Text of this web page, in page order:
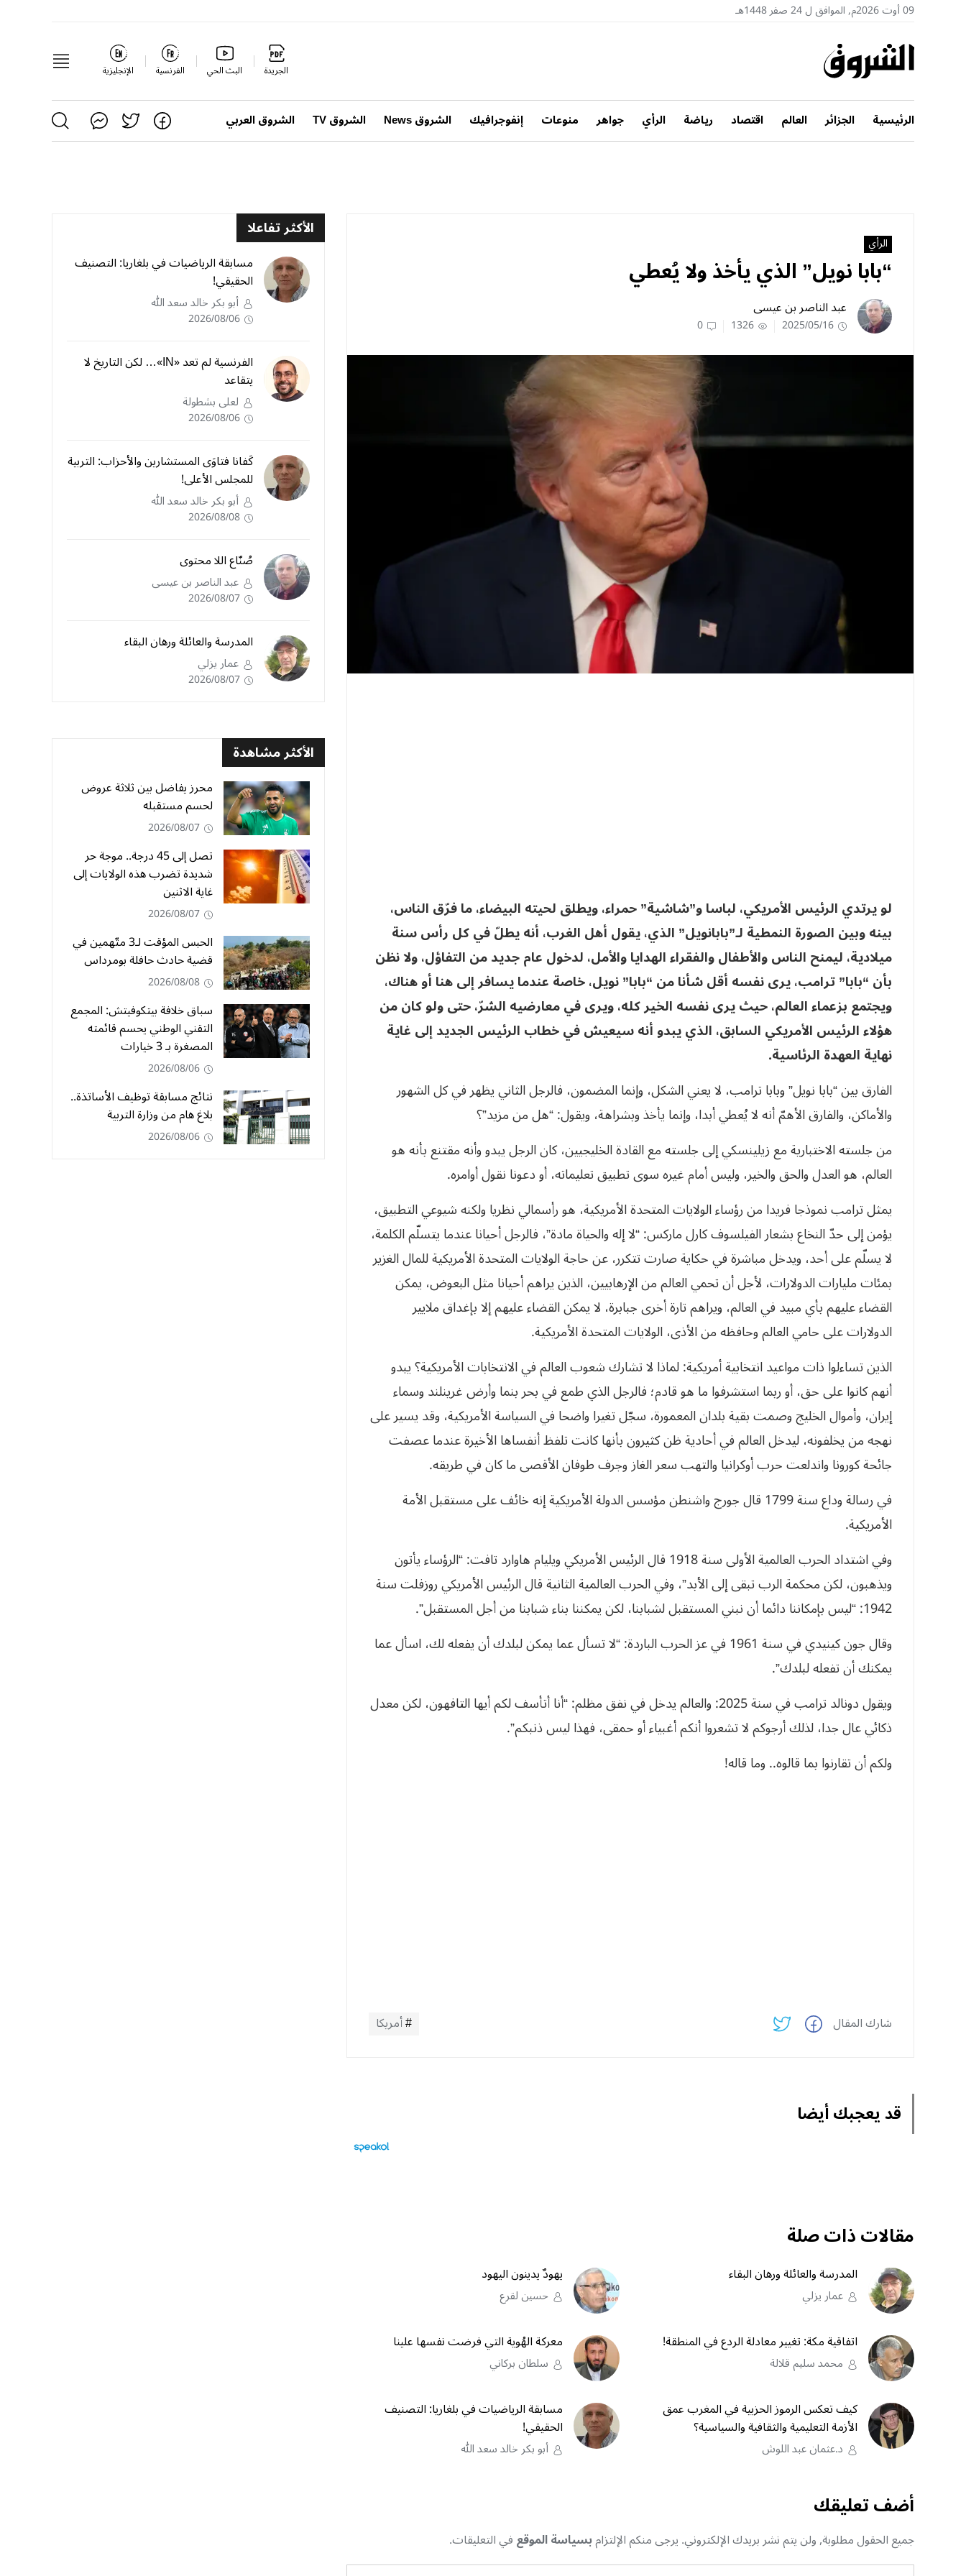
09 أوت 2026م, الموافق ل 24 صفر 1448هـ
الجريدة البث الحي الفرنسية الإنجليزية
الرئيسية الجزائر العالم اقتصاد رياضة الرأي جواهر منوعات إنفوجرافيك الشروق News الشروق TV الشروق العربي
الرأي
“بابا نويل” الذي يأخذ ولا يُعطي
عبد الناصر بن عيسى
2025/05/16
1326
0
لو يرتدي الرئيس الأمريكي، لباسا و”شاشية” حمراء، ويطلق لحيته البيضاء، ما فرّق الناس،
بينه وبين الصورة النمطية لـ”بابانويل” الذي، يقول أهل الغرب، أنه يطلّ في كل رأس سنة
ميلادية، ليمنح الناس والأطفال والفقراء الهدايا والأمل، لدخول عام جديد من التفاؤل، ولا نظن
بأن “بابا” ترامب، يرى نفسه أقل شأنا من “بابا” نويل، خاصة عندما يسافر إلى هنا أو هناك،
ويجتمع بزعماء العالم، حيث يرى نفسه الخير كله، ويرى في معارضيه الشرّ، حتى ولو كان من
هؤلاء الرئيس الأمريكي السابق، الذي يبدو أنه سيعيش في خطاب الرئيس الجديد إلى غاية
نهاية العهدة الرئاسية.
الفارق بين “بابا نويل” وبابا ترامب، لا يعني الشكل، وإنما المضمون، فالرجل الثاني يظهر في كل الشهور
والأماكن، والفارق الأهمّ أنه لا يُعطي أبدا، وإنما يأخذ وبشراهة، ويقول: “هل من مزيد”؟
من جلسته الاختبارية مع زيلينسكي إلى جلسته مع القادة الخليجيين، كان الرجل يبدو وأنه مقتنع بأنه هو
العالم، هو العدل والحق والخير، وليس أمام غيره سوى تطبيق تعليماته، أو دعونا نقول أوامره.
يمثل ترامب نموذجا فريدا من رؤساء الولايات المتحدة الأمريكية، هو رأسمالي نظريا ولكنه شيوعي التطبيق،
يؤمن إلى حدّ النخاع بشعار الفيلسوف كارل ماركس: “لا إله والحياة مادة”، فالرجل أحيانا عندما يتسلّم الكلمة،
لا يسلّم على أحد، ويدخل مباشرة في حكاية صارت تتكرر، عن حاجة الولايات المتحدة الأمريكية للمال الغزير
بمئات مليارات الدولارات، لأجل أن تحمي العالم من الإرهابيين، الذين يراهم أحيانا مثل البعوض، يمكن
القضاء عليهم بأي مبيد في العالم، ويراهم تارة أخرى جبابرة، لا يمكن القضاء عليهم إلا بإغداق ملايير
الدولارات على حامي العالم وحافظه من الأذى، الولايات المتحدة الأمريكية.
الذين تساءلوا ذات مواعيد انتخابية أمريكية: لماذا لا تشارك شعوب العالم في الانتخابات الأمريكية؟ يبدو
أنهم كانوا على حق، أو ربما استشرفوا ما هو قادم؛ فالرجل الذي طمع في بحر بنما وأرض غرينلند وسماء
إيران، وأموال الخليج وصمت بقية بلدان المعمورة، سجّل تغيرا واضحا في السياسة الأمريكية، وقد يسير على
نهجه من يخلفونه، ليدخل العالم في أحادية ظن كثيرون بأنها كانت تلفظ أنفساها الأخيرة عندما عصفت
جائحة كورونا واندلعت حرب أوكرانيا والتهب سعر الغاز وجرف طوفان الأقصى ما كان في طريقه.
في رسالة وداع سنة 1799 قال جورج واشنطن مؤسس الدولة الأمريكية إنه خائف على مستقبل الأمة
الأمريكية.
وفي اشتداد الحرب العالمية الأولى سنة 1918 قال الرئيس الأمريكي ويليام هاوارد تافت: “الرؤساء يأتون
ويذهبون، لكن محكمة الرب تبقى إلى الأبد”، وفي الحرب العالمية الثانية قال الرئيس الأمريكي روزفلت سنة
1942: “ليس بإمكاننا دائما أن نبني المستقبل لشبابنا، لكن يمكننا بناء شبابنا من أجل المستقبل”.
وقال جون كينيدي في سنة 1961 في عز الحرب الباردة: “لا تسأل عما يمكن لبلدك أن يفعله لك، اسأل عما
يمكنك أن تفعله لبلدك”.
ويقول دونالد ترامب في سنة 2025: والعالم يدخل في نفق مظلم: “أنا أتأسف لكم أيها التافهون، لكن معدل
ذكائي عال جدا، لذلك أرجوكم لا تشعروا أنكم أغبياء أو حمقى، فهذا ليس ذنبكم”.
ولكم أن تقارنوا بما قالوه.. وما قاله!
شارك المقال أمريكا
قد يعجبك أيضا
مقالات ذات صلة
المدرسة والعائلة ورهان البقاء
عمار يزلي
يهودٌ يدينون اليهود
حسين لقرع
اتفاقية مكة: تغيير معادلة الردع في المنطقة!
محمد سليم قلالة
معركة الهُوية التي فرضت نفسها علينا
سلطان بركاني
كيف تعكس الرموز الحزبية في المغرب عمق
الأزمة التعليمية والثقافية والسياسية؟
د.عثمان عبد اللوش
مسابقة الرياضيات في بلغاريا: التصنيف
الحقيقي!
أبو بكر خالد سعد الله
أضف تعليقك
جميع الحقول مطلوبة, ولن يتم نشر بريدك الإلكتروني. يرجى منكم الإلتزامبسياسة الموقعفي التعليقات.
الأكثر تفاعلا
مسابقة الرياضيات في بلغاريا: التصنيف
الحقيقي!
أبو بكر خالد سعد الله
2026/08/06
الفرنسية لم تعد «IN»… لكن التاريخ لا
يتقاعد
لعلى بشطولة
2026/08/06
كَفانا فتاوَى المستشارين والأحزاب: التربية
للمجلس الأعلى!
أبو بكر خالد سعد الله
2026/08/08
صُنّاع اللا محتوى
عبد الناصر بن عيسى
2026/08/07
المدرسة والعائلة ورهان البقاء
عمار يزلي
2026/08/07
الأكثر مشاهدة
محرز يفاضل بين ثلاثة عروض
لحسم مستقبله
2026/08/07
تصل إلى 45 درجة.. موجة حر
شديدة تضرب هذه الولايات إلى
غاية الاثنين
2026/08/07
الحبس المؤقت لـ3 متّهمين في
قضية حادث حافلة بومرداس
2026/08/08
سباق خلافة بيتكوفيتش: المجمع
التقني الوطني يحسم قائمته
المصغرة بـ 3 خيارات
2026/08/06
نتائج مسابقة توظيف الأساتذة..
بلاغ هام من وزارة التربية
2026/08/06